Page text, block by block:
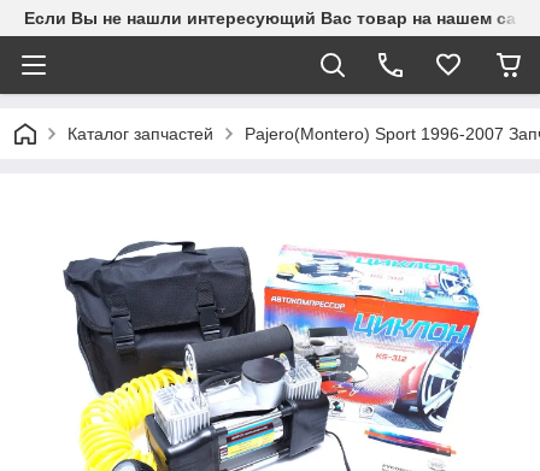
Если Вы не нашли интересующий Вас товар на нашем
Каталог запчастей Pajero(Montero) Sport 1996-2007